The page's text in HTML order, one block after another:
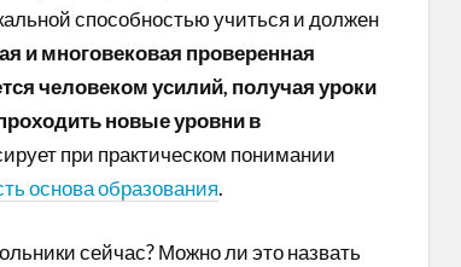
способностью учиться и должен
и многовековая проверенная
человеком усилий, получая уроки
новые уровни в
при практическом понимании
основа образования.
сейчас? Можно ли это назвать